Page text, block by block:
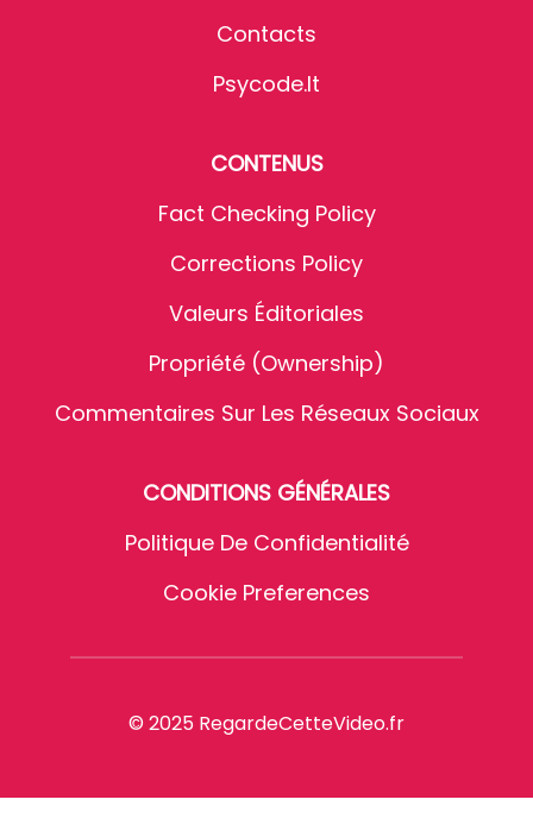
Contacts
Psycode.it
CONTENUS
Fact Checking Policy
Corrections Policy
Valeurs Éditoriales
Propriété (Ownership)
Commentaires Sur Les Réseaux Sociaux
CONDITIONS GÉNÉRALES
Politique De Confidentialité
Cookie Preferences
© 2025 RegardeCetteVideo.fr